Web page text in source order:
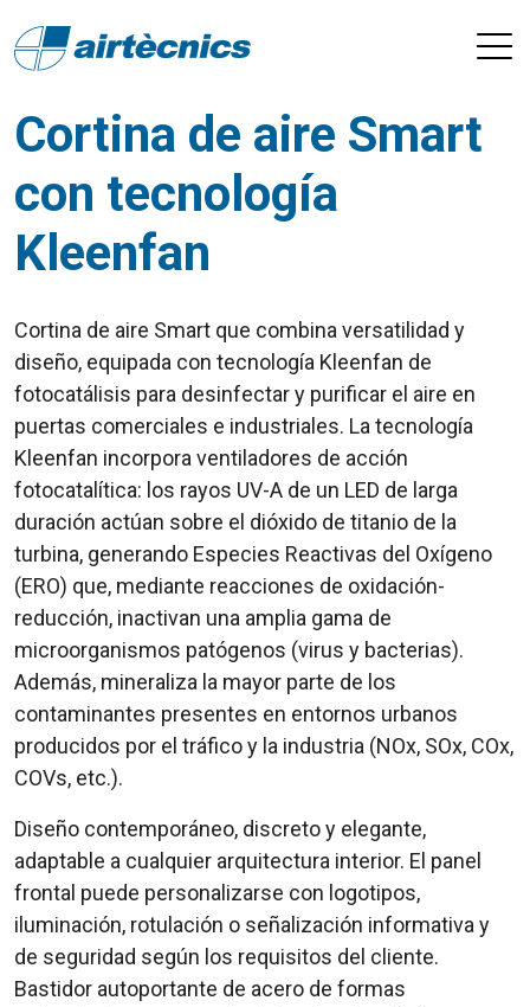
Cortina de aire Smart
con tecnología
Kleenfan
Cortina de aire Smart que combina versatilidad y
diseño, equipada con tecnología Kleenfan de
fotocatálisis para desinfectar y purificar el aire en
puertas comerciales e industriales. La tecnología
Kleenfan incorpora ventiladores de acción
fotocatalítica: los rayos UV-A de un LED de larga
duración actúan sobre el dióxido de titanio de la
turbina, generando Especies Reactivas del Oxígeno
(ERO) que, mediante reacciones de oxidación-
reducción, inactivan una amplia gama de
microorganismos patógenos (virus y bacterias).
Además, mineraliza la mayor parte de los
contaminantes presentes en entornos urbanos
producidos por el tráfico y la industria (NOx, SOx, COx,
COVs, etc.).
Diseño contemporáneo, discreto y elegante,
adaptable a cualquier arquitectura interior. El panel
frontal puede personalizarse con logotipos,
iluminación, rotulación o señalización informativa y
de seguridad según los requisitos del cliente.
Bastidor autoportante de acero de formas